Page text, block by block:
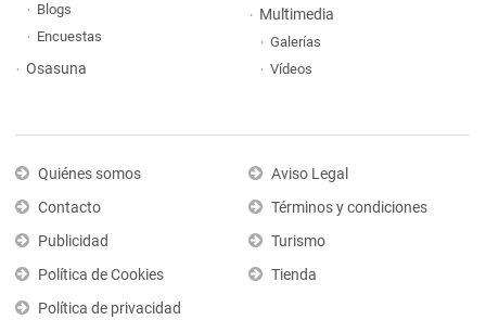
Blogs
Encuestas
Osasuna
Multimedia
Galerías
Vídeos
Quiénes somos
Contacto
Publicidad
Política de Cookies
Política de privacidad
Aviso Legal
Términos y condiciones
Turismo
Tienda